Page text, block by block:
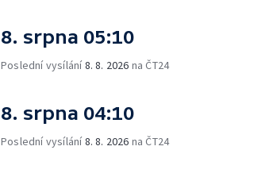
8. srpna 05:10
Poslední vysílání8. 8. 2026 na ČT24
8. srpna 04:10
Poslední vysílání8. 8. 2026 na ČT24